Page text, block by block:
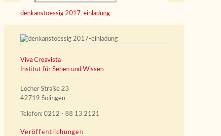
denkanstoessig 2017-einladung
Viva Creavista
Institut für Sehen und Wissen
Locher Straße 23
42719 Solingen
Telefon: 0212 - 88 13 2121
Veröffentlichungen